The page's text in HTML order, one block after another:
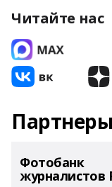
Читайте нас
Партнеры
Фотобанк
журналистов